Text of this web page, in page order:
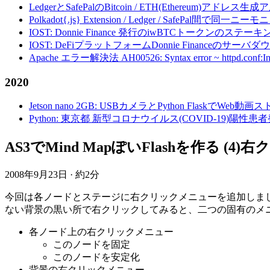
LedgerとSafePalのBitcoin / ETH(Ethereum)アドレス生成
Polkadot{.js} Extension / Ledger / SafePal間で同一ニー
IOST: Donnie Finance 発行のiwBTCトークンのステーキ
IOST: DeFiプラットフォームDonnie Financeのサーバダ
Apache エラー解決法 AH00526: Syntax error ~
2020
Jetson nano 2GB: USBカメラとPython FlaskでWeb動画ス
Python: 東京都 新型コロナウイルス(COVID-19)陽性患
AS3でMind MapぽいFlashを作る (4)右
2008年9月23日 · 約2分
今回は各ノードとステージに右クリックメニューを追加し
ない背景の黒い所で右クリックしてみると、二つの固有のメ
各ノード上の右クリックメニュー
このノードを固定
このノードを安定化